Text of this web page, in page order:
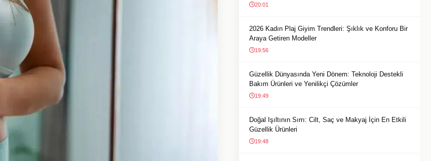
20:01
2026 Kadın Plaj Giyim Trendleri: Şıklık ve Konforu Bir
Araya Getiren Modeller
19:56
Güzellik Dünyasında Yeni Dönem: Teknoloji Destekli
Bakım Ürünleri ve Yenilikçi Çözümler
19:49
Doğal Işıltının Sırrı: Cilt, Saç ve Makyaj İçin En Etkili
Güzellik Ürünleri
19:48